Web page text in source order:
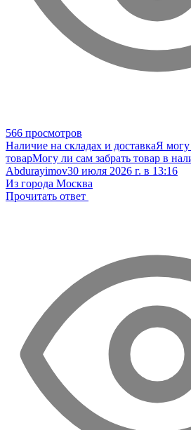
566 просмотров
Наличие на складах и доставкаЯ могу
товарМогу ли сам забрать товар в
Abdurayimov30 июля 2026 г. в 13:16
Из города Москва
Прочитать ответ